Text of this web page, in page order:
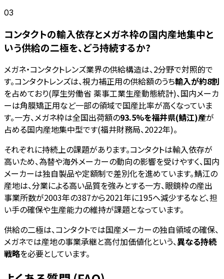
03
コンタクトの輸入依存とメガネ枠の国内産地集中と
いう供給の二極を、どう持続するか?
メガネ・コンタクトレンズ業界の供給構造は、2分野で対照的で
す。コンタクトレンズは、視力補正用の供給額のうち輸入が約8割
を占めており(厚生労働省 薬事工業生産動態統計)、国内メーカ
ーは角膜矯正用など一部の領域で国産比率が高くなっていま
す。一方、メガネ枠は全国出荷額の93.5%を福井県(鯖江)産が
占める国内産地集中型です(福井財務局、2022年)。
それぞれに持続上の課題があります。コンタクトは輸入依存が
高いため、為替や海外メーカーの動向の影響を受けやすく、国内
メーカーは独自製品や定額制で差別化を進めています。鯖江の
産地は、分業による高い品質を強みとする一方、眼鏡枠の産出
事業所数が2003年の387から2021年に195へ減少するなど、担
い手の確保や生産能力の維持が課題となっています。
供給の二極は、コンタクトでは国産メーカーの独自領域の確保、
メガネでは産地の事業承継と高付加価値化という、異なる持続
戦略を必要としています。